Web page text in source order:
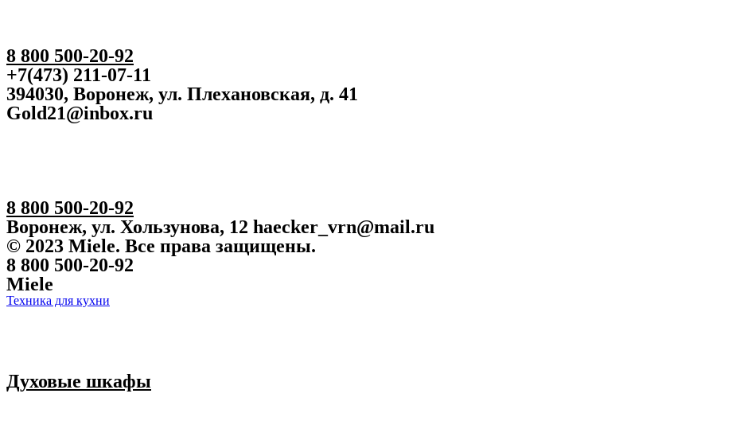
8 800 500-20-92
+7(473) 211-07-11
394030, Воронеж, ул. Плехановская, д. 41
Gold21@inbox.ru
8 800 500-20-92
Воронеж, ул. Хользунова, 12 haecker_vrn@mail.ru
© 2023 Miele. Все права защищены.
8 800 500-20-92
Miele
Техника для кухни
Духовые шкафы